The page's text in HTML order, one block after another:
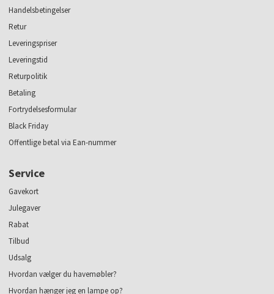
Handelsbetingelser
Retur
Leveringspriser
Leveringstid
Returpolitik
Betaling
Fortrydelsesformular
Black Friday
Offentlige betal via Ean-nummer
Service
Gavekort
Julegaver
Rabat
Tilbud
Udsalg
Hvordan vælger du havemøbler?
Hvordan hænger jeg en lampe op?